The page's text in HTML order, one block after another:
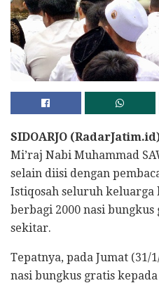
SIDOARJO
Mi’raj Nabi Muhammad
selain diisi dengan
Istiqosah seluruh keluarga
berbagi 2000 nasi
sekitar.
Tepatnya, pada Jumat (31/
nasi bungkus gratis